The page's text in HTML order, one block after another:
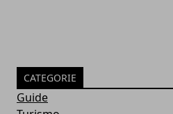
CATEGORIE
Guide